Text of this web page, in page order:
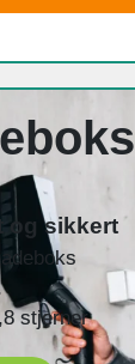
og sikkert
stjerner